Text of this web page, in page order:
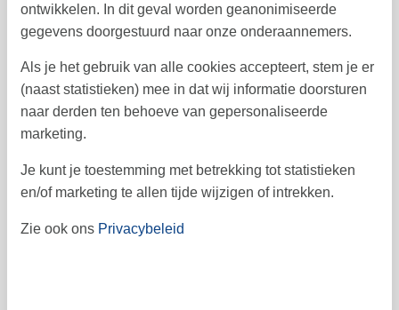
41
Vrij Bezet Aankomst mogelijk
Prijs
Periode
Vertrek
ontwikkelen. In dit geval worden geanonimiseerde
gegevens doorgestuurd naar onze onderaannemers.
Als je het gebruik van alle cookies accepteert, stem je er
(naast statistieken) mee in dat wij informatie doorsturen
naar derden ten behoeve van gepersonaliseerde
marketing.
Je kunt je toestemming met betrekking tot statistieken
en/of marketing te allen tijde wijzigen of intrekken.
Zie ook ons Privacybeleid